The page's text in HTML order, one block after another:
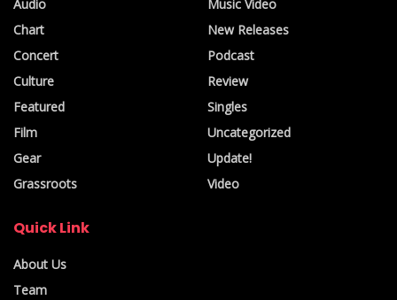
Audio
Chart
Concert
Culture
Featured
Film
Gear
Grassroots
Music Video
New Releases
Podcast
Review
Singles
Uncategorized
Update!
Video
Quick Link
About Us
Team